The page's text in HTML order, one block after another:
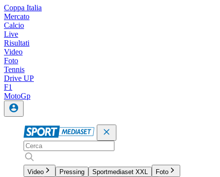
Coppa Italia
Mercato
Calcio
Live
Risultati
Video
Foto
Tennis
Drive UP
F1
MotoGp
Video Pressing Sportmediaset XXL
Foto